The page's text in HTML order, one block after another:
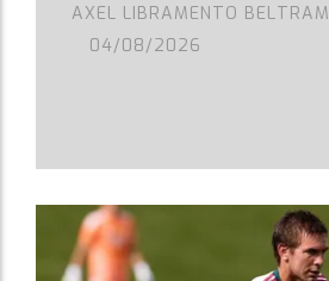
AXEL LIBRAMENTO BELTRAM
04/08/2026